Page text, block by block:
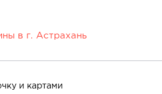
в г. Астрахань
в г. Астрахань:
ул.
и картами